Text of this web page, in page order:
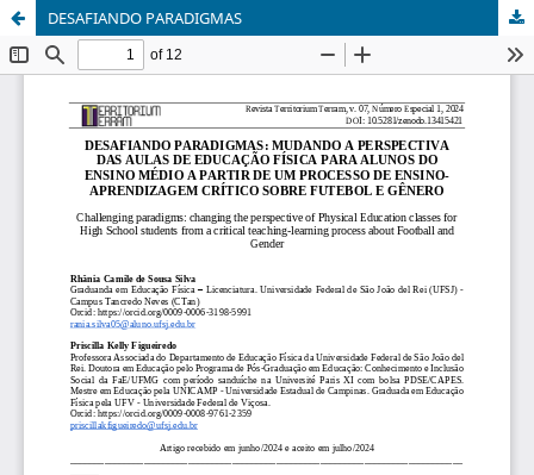
DESAFIANDO PARADIGMAS